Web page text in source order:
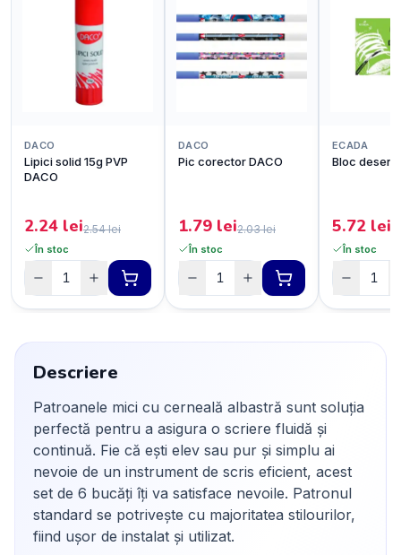
DACO
Lipici solid 15g PVP
DACO
2.24 lei2.54lei
În stoc
DACO
Pic corector DACO
1.79 lei2.03lei
În stoc
ECADA
Bloc desen
5.72 lei
În stoc
Descriere
Patroanele mici cu cerneală albastră sunt soluția
perfectă pentru a asigura o scriere fluidă și
continuă. Fie că ești elev sau pur și simplu ai
nevoie de un instrument de scris eficient, acest
set de 6 bucăți îți va satisface nevoile. Patronul
standard se potrivește cu majoritatea stilourilor,
fiind ușor de instalat și utilizat.